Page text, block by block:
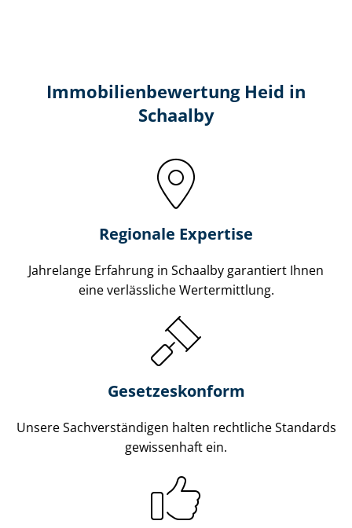
Immobilien­bewertung Heid in
Schaalby
Regionale Expertise
Jahrelange Erfahrung in Schaalby garantiert Ihnen
eine verlässliche Wertermittlung.
Gesetzes­konform
Unsere Sach­ver­stän­di­gen halten rechtliche Standards
gewissenhaft ein.